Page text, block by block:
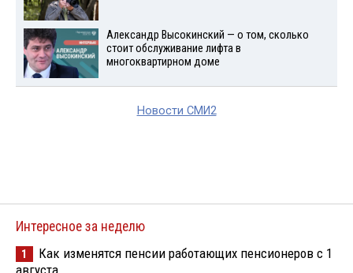
Александр Высокинский — о том, сколько
стоит обслуживание лифта в
многоквартирном доме
Новости СМИ2
Интересное за неделю
1
Как изменятся пенсии работающих пенсионеров с 1
августа